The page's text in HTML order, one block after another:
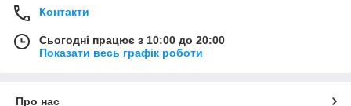
Контакти
Сьогодні працює з 10:00 до 20:00
Показати весь графік роботи
Про нас